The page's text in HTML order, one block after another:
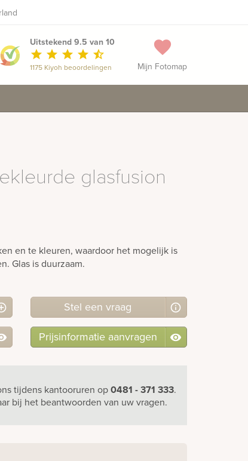
0481 - 371 333 Maak een vrijblijvende afspraak
favorite
Mijn Fotomap
Uitstekend 9.5 van 10
star star star star star_half
1175 Kiyoh beoordelingen
glasfusion
en te kleuren, waardoor het mogelijk is
Glas is duurzaam.
Stel een vraag
Prijsinformatie aanvragen
tijdens kantooruren op0481 - 371 333.
bij het beantwoorden van uw vragen.